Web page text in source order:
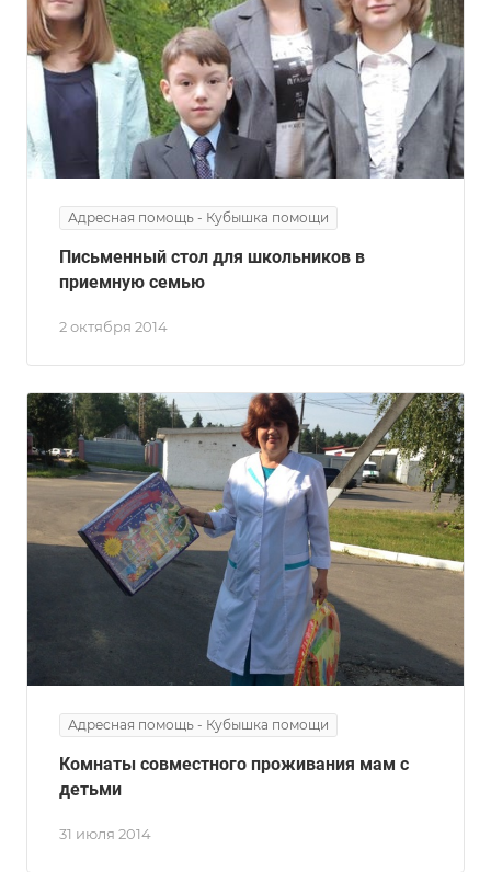
Адресная помощь - Кубышка помощи
2 октября 2014
Письменный стол для школьников в
приемную семью
Адресная помощь - Кубышка помощи
31 июля 2014
Комнаты совместного проживания мам с
детьми